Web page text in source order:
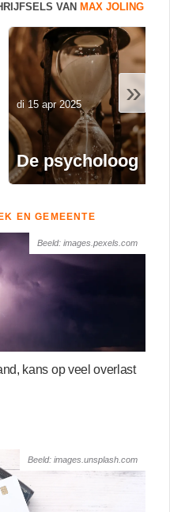
VAN MAX JOLING
De psycholoog
di 15 apr 2025 »
EN GEMEENTE
Beeld: images.pexels.com
kans op veel overlast
Beeld: images.unsplash.com